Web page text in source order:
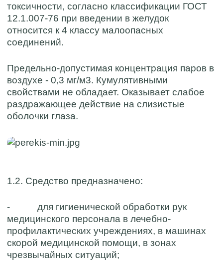
токсичности, согласно классификации ГОСТ
12.1.007-76 при введении в желудок
относится к 4 классу малоопасных
соединений.
Предельно-допустимая концентрация паров в
воздухе - 0,3 мг/м3. Кумулятивными
свойствами не обладает. Оказывает слабое
раздражающее действие на слизистые
оболочки глаза.
1.2. Средство предназначено:
- для гигиенической обработки рук
медицинского персонала в лечебно-
профилактических учреждениях, в машинах
скорой медицинской помощи, в зонах
чрезвычайных ситуаций;